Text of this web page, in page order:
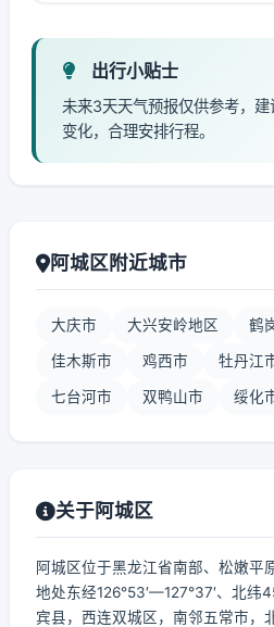
出行小贴士
未来3天天气预报仅供参考，
变化，合理安排行程。
阿城区附近城市
大庆市 大兴安岭地区 鹤
佳木斯市 鸡西市 牡丹江
七台河市 双鸭山市 绥化
关于阿城区
阿城区位于黑龙江省南部、松嫩平
地处东经126°53′—127°37′、北纬
宾县，西连双城区，南邻五常市，